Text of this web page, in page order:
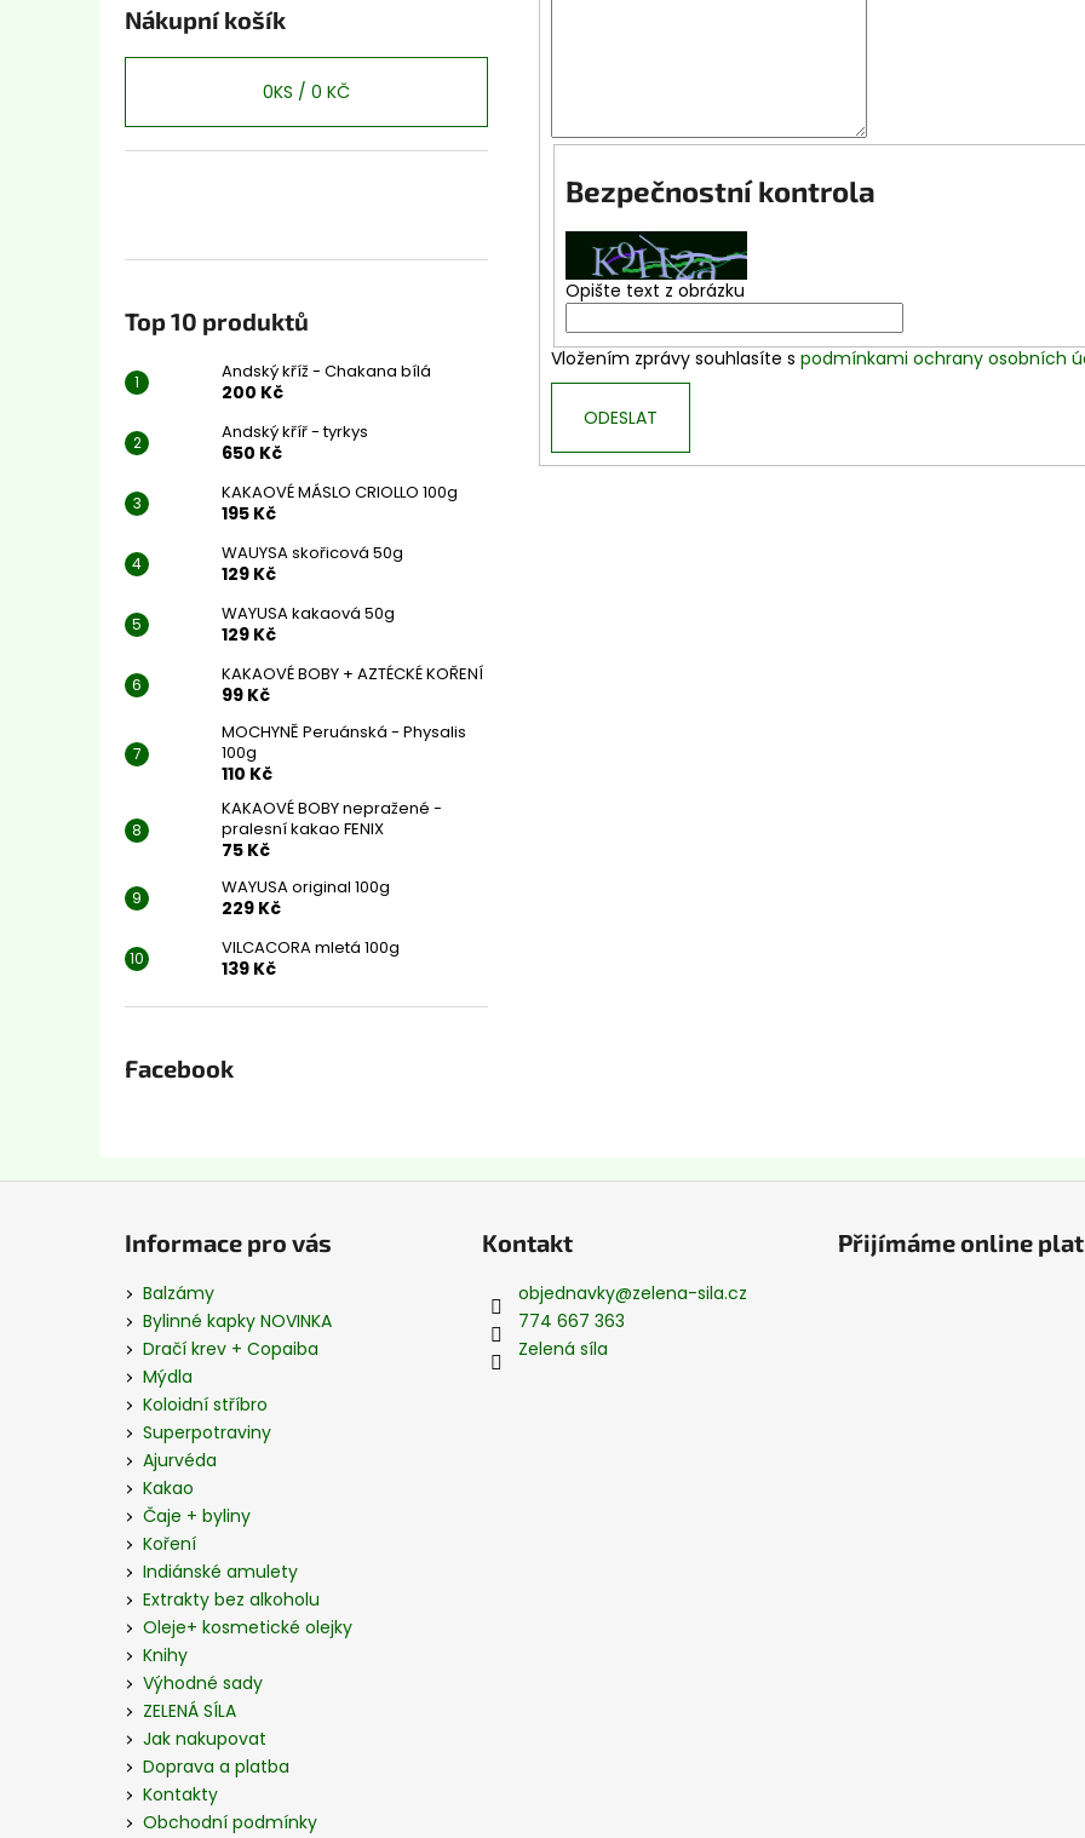
Nákupní košík
0KS / 0 KČ
Top 10 produktů
Andský kříž - Chakana bílá
200 Kč
Andský kříř - tyrkys
650 Kč
KAKAOVÉ MÁSLO CRIOLLO 100g
195 Kč
WAUYSA skořicová 50g
129 Kč
WAYUSA kakaová 50g
129 Kč
KAKAOVÉ BOBY + AZTÉCKÉ KOŘENÍ
99 Kč
MOCHYNĚ Peruánská - Physalis
100g
110 Kč
KAKAOVÉ BOBY nepražené -
pralesní kakao FENIX
75 Kč
WAYUSA original 100g
229 Kč
VILCACORA mletá 100g
139 Kč
Facebook
Bezpečnostní kontrola
Opište text z obrázku
Vložením zprávy souhlasíte s podmínkami ochrany osobních
ODESLAT
Informace pro vás
Balzámy
Bylinné kapky NOVINKA
Dračí krev + Copaiba
Mýdla
Koloidní stříbro
Superpotraviny
Ajurvéda
Kakao
Čaje + byliny
Koření
Indiánské amulety
Extrakty bez alkoholu
Oleje+ kosmetické olejky
Knihy
Výhodné sady
ZELENÁ SÍLA
Jak nakupovat
Doprava a platba
Kontakty
Obchodní podmínky
Kontakt
objednavky@zelena-sila.cz
774 667 363
Zelená síla
Přijímáme online